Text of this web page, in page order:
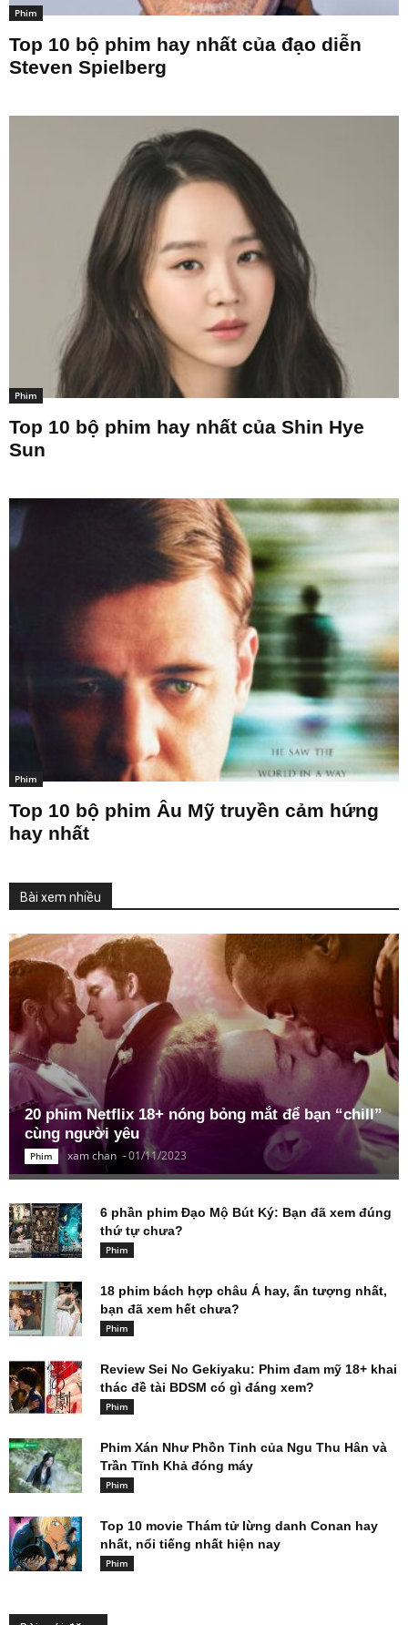
Phim
Top 10 bộ phim hay nhất của đạo diễn
Steven Spielberg
Phim
Top 10 bộ phim hay nhất của Shin Hye
Sun
Phim
Top 10 bộ phim Âu Mỹ truyền cảm hứng
hay nhất
Bài xem nhiều
20 phim Netflix 18+ nóng bỏng mắt để bạn “chill”
cùng người yêu
Phim xam chan -01/11/2023
6 phần phim Đạo Mộ Bút Ký: Bạn đã xem đúng
thứ tự chưa?
Phim
18 phim bách hợp châu Á hay, ấn tượng nhất,
bạn đã xem hết chưa?
Phim
Review Sei No Gekiyaku: Phim đam mỹ 18+ khai
thác đề tài BDSM có gì đáng xem?
Phim
Phim Xán Như Phồn Tinh của Ngu Thu Hân và
Trần Tĩnh Khả đóng máy
Phim
Top 10 movie Thám tử lừng danh Conan hay
nhất, nổi tiếng nhất hiện nay
Phim